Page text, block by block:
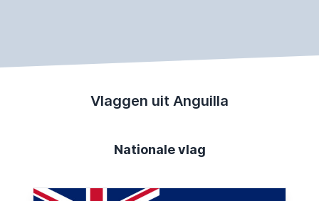
Vlaggen uit Anguilla
Nationale vlag